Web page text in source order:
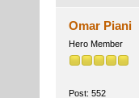
Omar Piani
Hero Member
Post: 552